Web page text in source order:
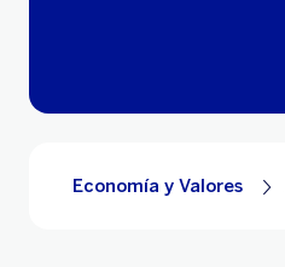
Economía y Valores